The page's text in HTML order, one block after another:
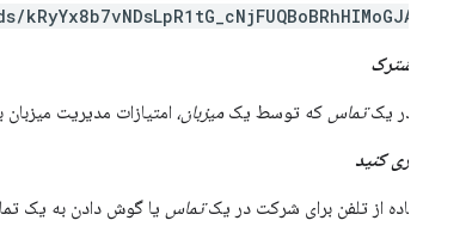
میزبان مشترک
شخصی در یکتماس که توسط یک میزبان، امتیازات مدیریت
شماره گیری کنید
برای استفاده از تلفن برای شرکت در یکتماس یا گوش دادن به یک